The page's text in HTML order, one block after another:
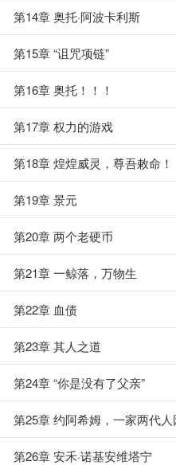
第14章 奥托·阿波卡利斯
第15章 “诅咒项链”
第16章 奥托！！！
第17章 权力的游戏
第18章 煌煌威灵，尊吾敕命！
第19章 景元
第20章 两个老硬币
第21章 一鲸落，万物生
第22章 血债
第23章 其人之道
第24章 “你是没有了父亲”
第25章 约阿希姆，一家两代
第26章 安禾·诺基安维塔宁